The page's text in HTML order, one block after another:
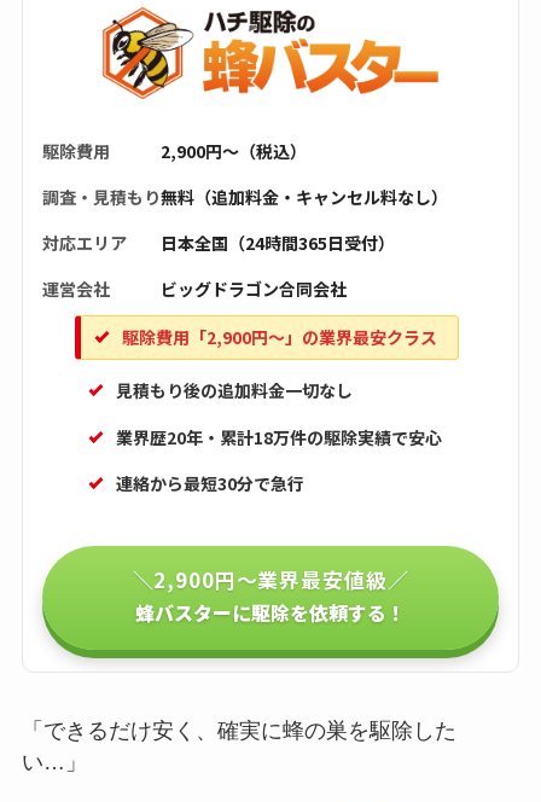
駆除費用
2,900円〜（税込）
調査・見積もり無料（追加料金・キャンセル料なし）
対応エリア
日本全国（24時間365日受付）
運営会社
ビッグドラゴン合同会社
駆除費用「2,900円〜」の業界最安クラス
見積もり後の追加料金一切なし
業界歴20年・累計18万件の駆除実績で安心
連絡から最短30分で急行
＼2,900円〜業界最安値級／
蜂バスターに駆除を依頼する！
「できるだけ安く、確実に蜂の巣を駆除した
い…」